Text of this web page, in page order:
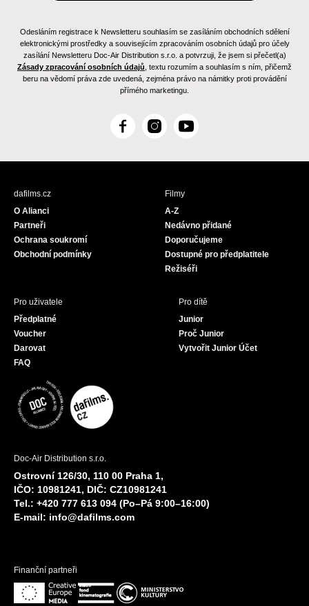
Odesláním registrace k Newsletteru souhlasím se zasíláním obchodních sdělení
elektronickými prostředky a souvisejícím zpracováním osobních údajů pro účely
zasílání Newsletteru Doc-Air Distribution s.r.o. a potvrzuji, že jsem si přečetl(a)
Zásady zpracování osobních údajů , textu rozumím a souhlasím s ním, přičemž
beru na vědomí práva zde uvedená, zejména právo na námitky proti provádění
přímého marketingu.
F
c
I
s
Y
u
dafilms.cz
O Alianci
Partneři
Ochrana soukromí
Obchodní podmínky
Filmy
A-Z
Nedávno přidané
Doporučujeme
Dostupné pro předplatitele
Režiséři
Pro uživatele
Předplatné
Voucher
Darovat
FAQ
Pro dítě
Junior
Proč Junior
Vytvořit Junior Účet
Doc-Air Distribution s.r.o.
Ostrovní 126/30, 110 00 Praha 1,
IČO: 10981241, DIČ: CZ10981241
Tel.: +420 777 613 094 (Po–Pá 9:00–16:00)
E-mail: info@dafilms.com
Finanční partneři